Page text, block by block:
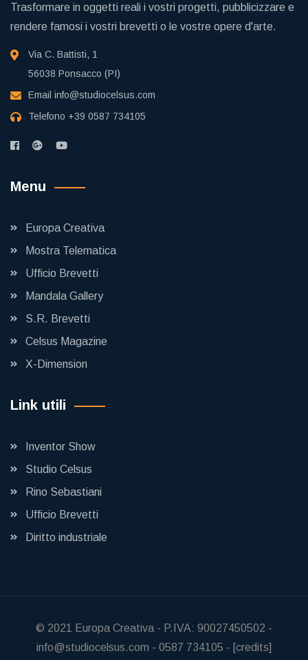
Trasformare in oggetti reali i vostri progetti, pubblicizzare e
rendere famosi i vostri brevetti o le vostre opere d'arte.
Via C. Battisti, 1
56038 Ponsacco (PI)
Email info@studiocelsus.com
Telefono +39 0587 734105
Menu
Europa Creativa
Mostra Telematica
Ufficio Brevetti
Mandala Gallery
S.R. Brevetti
Celsus Magazine
X-Dimension
Link utili
Inventor Show
Studio Celsus
Rino Sebastiani
Ufficio Brevetti
Diritto industriale
© 2021 Europa Creativa - P.IVA: 90027450502 -
info@studiocelsus.com - 0587 734105 - [credits]